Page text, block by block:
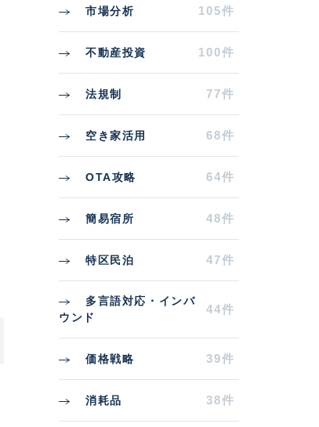
市場分析 105件
不動産投資 100件
法規制 77件
空き家活用 68件
OTA攻略 64件
簡易宿所 48件
特区民泊 47件
多言語対応・インバ
ウンド
44件
価格戦略 39件
消耗品 38件